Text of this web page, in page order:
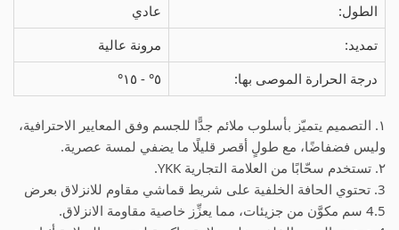
الطول:
عادي
تمديد:
مرونة عالية
درجة الحرارة الموصى بها:
٥° - ١٥°
١. التصميم يتميّز بأسلوب ملائم جدًّا للجسم وفق المعايير الاحترافية،
وليس فضفاضًا، مع طولٍ أقصر قليلًا ما يضفي لمسة عصرية.
٢. تستخدم سحّابًا من العلامة التجارية YKK.
3. تحتوي الحافة الخلفية على شريط قماشي مقاوم للانزلاق بعرض
4.5 سم مكوَّن من جزيئات، مما يعزِّز خاصية مقاومة الانزلاق.